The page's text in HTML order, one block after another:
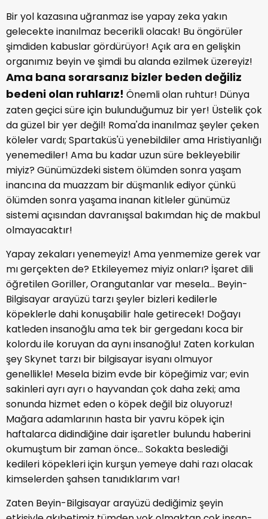
Bir yol kazasına uğranmaz ise yapay zeka yakın
gelecekte inanılmaz becerikli olacak! Bu öngörüler
şimdiden kabuslar gördürüyor! Açık ara en gelişkin
organımız beyin ve şimdi bu alanda ezilmek üzereyiz!
Ama bana sorarsanız bizler beden değiliz
bedeni olan ruhlarız! Önemli olan ruhtur! Dünya
zaten geçici süre için bulunduğumuz bir yer! Üstelik çok
da güzel bir yer değil! Roma'da inanılmaz şeyler çeken
köleler vardı; Spartaküs'ü yenebildiler ama Hristiyanlığı
yenemediler! Ama bu kadar uzun süre bekleyebilir
miyiz? Günümüzdeki sistem ölümden sonra yaşam
inancına da muazzam bir düşmanlık ediyor çünkü
ölümden sonra yaşama inanan kitleler günümüz
sistemi açısından davranışsal bakımdan hiç de makbul
olmayacaktır!
Yapay zekaları yenemeyiz! Ama yenmemize gerek var
mı gerçekten de? Etkileyemez miyiz onları? İşaret dili
öğretilen Goriller, Orangutanlar var mesela... Beyin-
Bilgisayar arayüzü tarzı şeyler bizleri kedilerle
köpeklerle dahi konuşabilir hale getirecek! Doğayı
katleden insanoğlu ama tek bir gergedanı koca bir
kolordu ile koruyan da aynı insanoğlu! Zaten korkulan
şey Skynet tarzı bir bilgisayar isyanı olmuyor
genellikle! Mesela bizim evde bir köpeğimiz var; evin
sakinleri ayrı ayrı o hayvandan çok daha zeki; ama
sonunda hizmet eden o köpek değil biz oluyoruz!
Mağara adamlarının hasta bir yavru köpek için
haftalarca didindiğine dair işaretler bulundu haberini
okumuştum bir zaman önce... Sokakta beslediği
kedileri köpekleri için kurşun yemeye dahi razı olacak
kimselerden şahsen tanıdıklarım var!
Zaten Beyin-Bilgisayar arayüzü dediğimiz şeyin